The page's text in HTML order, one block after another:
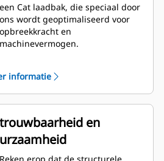
een Cat laadbak, die speciaal door
ons wordt geoptimaliseerd voor
opbreekkracht en
machinevermogen.
materiaalstroom in de laadbak. De
extra ruimte voor de hiel zorgt
ervoor dat de bodem van de
laadbak niet blijft slepen,
waardoor de onderhoudskosten
worden verminderd.
Het brandstofverbruik is het
informatie
en